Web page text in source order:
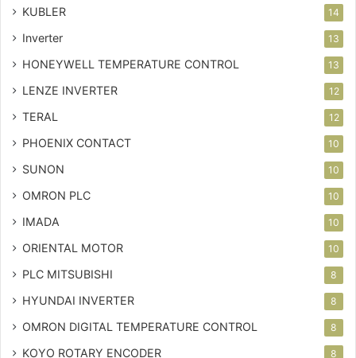
KUBLER 14
Inverter 13
HONEYWELL TEMPERATURE CONTROL 13
LENZE INVERTER 12
TERAL 12
PHOENIX CONTACT 10
SUNON 10
OMRON PLC 10
IMADA 10
ORIENTAL MOTOR 10
PLC MITSUBISHI 8
HYUNDAI INVERTER 8
OMRON DIGITAL TEMPERATURE CONTROL 8
KOYO ROTARY ENCODER 8